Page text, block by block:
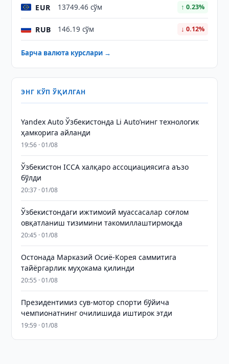
EUR 13749.46 сўм ↑ 0.23%
RUB 146.19 сўм ↓ 0.12%
Барча валюта курслари →
ЭНГ КЎП ЎҚИЛГАН
Yandex Auto Ўзбекистонда Li Auto’нинг технологик
ҳамкорига айланди
19:56 · 01/08
Ўзбекистон ICCA халқаро ассоциациясига аъзо
бўлди
20:37 · 01/08
Ўзбекистондаги ижтимоий муассасалар соғлом
овқатланиш тизимини такомиллаштирмоқда
20:45 · 01/08
Остонада Марказий Осиё-Корея саммитига
тайёргарлик муҳокама қилинди
20:55 · 01/08
Президентимиз сув-мотор спорти бўйича
чемпионатнинг очилишида иштирок этди
19:59 · 01/08